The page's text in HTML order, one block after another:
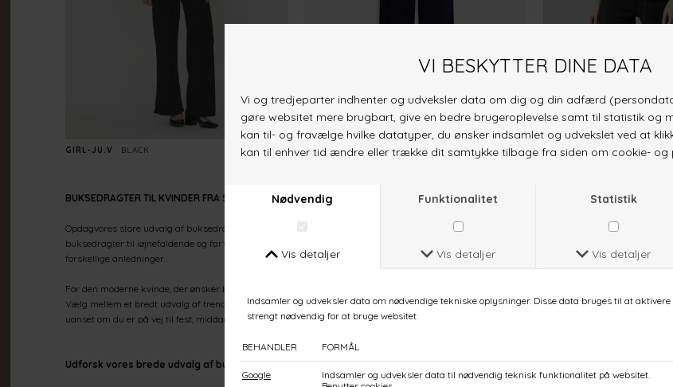
GIRL-JU.V BLACK DKK 399,- GIRL-JU NAVY DKK 399,- GIRL-JU BLACK
BUKSEDRAGTER TIL KVINDER FRA SISTERS POINT
Opdagvores store udvalg af buksedragter med et trendy design. Vi forstår, at en buksedragt ikke bare er en beklædningsdel, men et
buksedragter til iøjnefaldende og farverige buksedragter. Uanset om du leder efter en buksedragt, du kan bære til fest eller en buksedragt,
forskellige anledninger.
For den moderne kvinde, der ønsker både komfort og stil, er vores buksedragter et godt valg. Vores buksedragter er alsidige, komfortable
Vælg mellem et bredt udvalg af trendy buksedragter, der passer til din personlige stil og giver dig mulighed for at skille dig ud fra
uanset om du er på vej til fest, middag eller en dag derhjemme.
Udforsk vores brede udvalg af buksedragter til piger